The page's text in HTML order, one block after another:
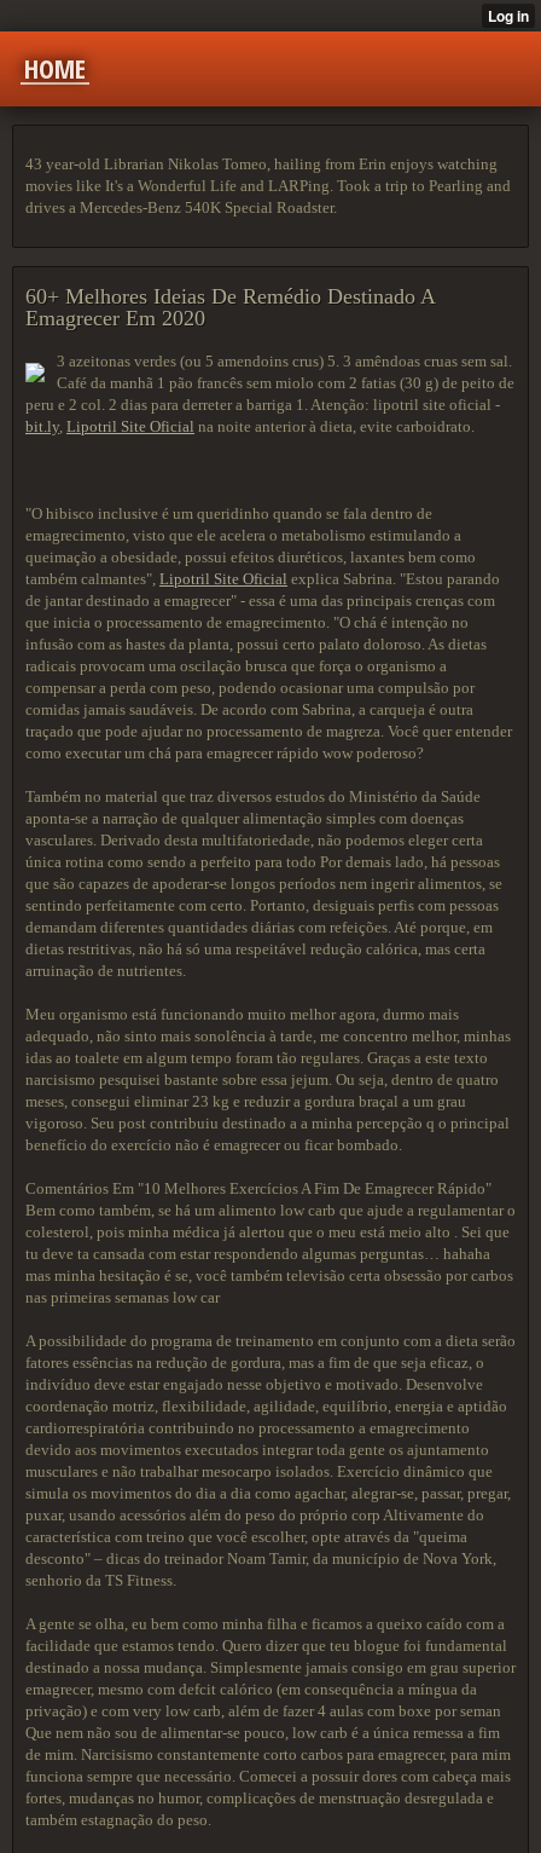
HOME
43 year-old Librarian Nikolas Tomeo, hailing from Erin enjoys watching
movies like It's a Wonderful Life and LARPing. Took a trip to Pearling and
drives a Mercedes-Benz 540K Special Roadster.
60+ Melhores Ideias De Remédio Destinado A
Emagrecer Em 2020
3 azeitonas verdes (ou 5 amendoins crus) 5. 3 amêndoas cruas sem sal.
Café da manhã 1 pão francês sem miolo com 2 fatias (30 g) de peito de
peru e 2 col. 2 dias para derreter a barriga 1. Atenção: lipotril site oficial -
bit.ly, Lipotril Site Oficial na noite anterior à dieta, evite carboidrato.
"O hibisco inclusive é um queridinho quando se fala dentro de
emagrecimento, visto que ele acelera o metabolismo estimulando a
queimação a obesidade, possui efeitos diuréticos, laxantes bem como
também calmantes", Lipotril Site Oficial explica Sabrina. "Estou parando
de jantar destinado a emagrecer" - essa é uma das principais crenças com
que inicia o processamento de emagrecimento. "O chá é intenção no
infusão com as hastes da planta, possui certo palato doloroso. As dietas
radicais provocam uma oscilação brusca que força o organismo a
compensar a perda com peso, podendo ocasionar uma compulsão por
comidas jamais saudáveis. De acordo com Sabrina, a carqueja é outra
traçado que pode ajudar no processamento de magreza. Você quer entender
como executar um chá para emagrecer rápido wow poderoso?
Também no material que traz diversos estudos do Ministério da Saúde
aponta-se a narração de qualquer alimentação simples com doenças
vasculares. Derivado desta multifatoriedade, não podemos eleger certa
única rotina como sendo a perfeito para todo Por demais lado, há pessoas
que são capazes de apoderar-se longos períodos nem ingerir alimentos, se
sentindo perfeitamente com certo. Portanto, desiguais perfis com pessoas
demandam diferentes quantidades diárias com refeições. Até porque, em
dietas restritivas, não há só uma respeitável redução calórica, mas certa
arruinação de nutrientes.
Meu organismo está funcionando muito melhor agora, durmo mais
adequado, não sinto mais sonolência à tarde, me concentro melhor, minhas
idas ao toalete em algum tempo foram tão regulares. Graças a este texto
narcisismo pesquisei bastante sobre essa jejum. Ou seja, dentro de quatro
meses, consegui eliminar 23 kg e reduzir a gordura braçal a um grau
vigoroso. Seu post contribuiu destinado a a minha percepção q o principal
benefício do exercício não é emagrecer ou ficar bombado.
Comentários Em "10 Melhores Exercícios A Fim De Emagrecer Rápido"
Bem como também, se há um alimento low carb que ajude a regulamentar o
colesterol, pois minha médica já alertou que o meu está meio alto . Sei que
tu deve ta cansada com estar respondendo algumas perguntas… hahaha
mas minha hesitação é se, você também televisão certa obsessão por carbos
nas primeiras semanas low car
A possibilidade do programa de treinamento em conjunto com a dieta serão
fatores essências na redução de gordura, mas a fim de que seja eficaz, o
indivíduo deve estar engajado nesse objetivo e motivado. Desenvolve
coordenação motriz, flexibilidade, agilidade, equilíbrio, energia e aptidão
cardiorrespiratória contribuindo no processamento a emagrecimento
devido aos movimentos executados integrar toda gente os ajuntamento
musculares e não trabalhar mesocarpo isolados. Exercício dinâmico que
simula os movimentos do dia a dia como agachar, alegrar-se, passar, pregar,
puxar, usando acessórios além do peso do próprio corp Altivamente do
característica com treino que você escolher, opte através da "queima
desconto" – dicas do treinador Noam Tamir, da município de Nova York,
senhorio da TS Fitness.
A gente se olha, eu bem como minha filha e ficamos a queixo caído com a
facilidade que estamos tendo. Quero dizer que teu blogue foi fundamental
destinado a nossa mudança. Simplesmente jamais consigo em grau superior
emagrecer, mesmo com defcit calórico (em consequência a míngua da
privação) e com very low carb, além de fazer 4 aulas com boxe por seman
Que nem não sou de alimentar-se pouco, low carb é a única remessa a fim
de mim. Narcisismo constantemente corto carbos para emagrecer, para mim
funciona sempre que necessário. Comecei a possuir dores com cabeça mais
fortes, mudanças no humor, complicações de menstruação desregulada e
também estagnação do peso.